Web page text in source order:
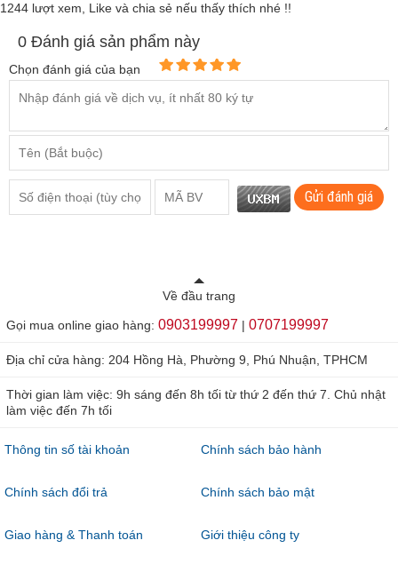
1244 lượt xem, Like và chia sẻ nếu thấy thích nhé !!
0 Đánh giá sản phẩm này
Chọn đánh giá của bạn
Gửi đánh giá
Về đầu trang
Gọi mua online giao hàng: 0903199997 | 0707199997
Địa chỉ cửa hàng: 204 Hồng Hà, Phường 9, Phú Nhuận, TPHCM
Thời gian làm việc: 9h sáng đến 8h tối từ thứ 2 đến thứ 7. Chủ nhật
làm việc đến 7h tối
Thông tin số tài khoản Chính sách bảo hành
Chính sách đổi trả Chính sách bảo mật
Giao hàng & Thanh toán Giới thiệu công ty